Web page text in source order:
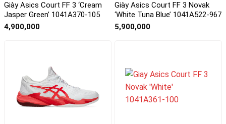
Giày Asics Court FF 3 ‘Cream
Jasper Green’ 1041A370-105
4,900,000
Giày Asics Court FF 3 Novak
‘White Tuna Blue’ 1041A522-967
5,900,000